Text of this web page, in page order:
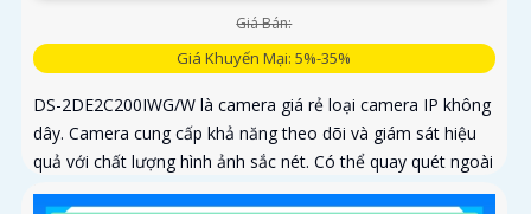
Giá Bán:
Giá Khuyến Mại: 5%-35%
DS-2DE2C200IWG/W là camera giá rẻ loại camera IP không
dây. Camera cung cấp khả năng theo dõi và giám sát hiệu
quả với chất lượng hình ảnh sắc nét. Có thể quay quét ngoài
trời...